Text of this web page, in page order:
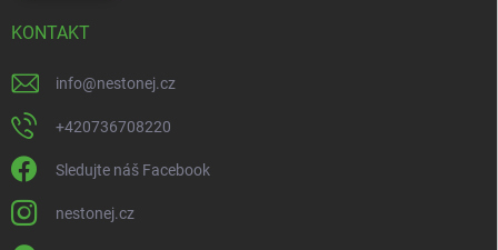
KONTAKT
info@nestonej.cz
+420736708220
Sledujte náš Facebook
nestonej.cz